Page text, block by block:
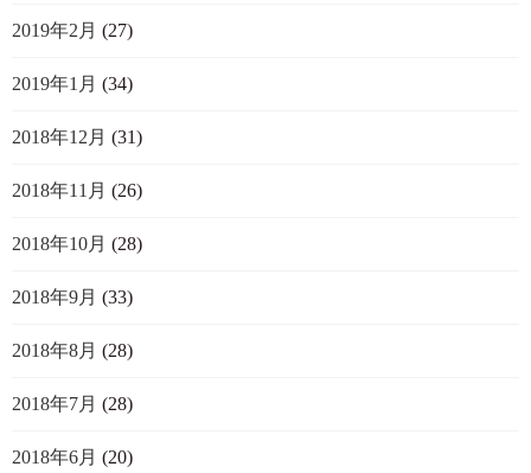
2019年2月 (27)
2019年1月 (34)
2018年12月 (31)
2018年11月 (26)
2018年10月 (28)
2018年9月 (33)
2018年8月 (28)
2018年7月 (28)
2018年6月 (20)